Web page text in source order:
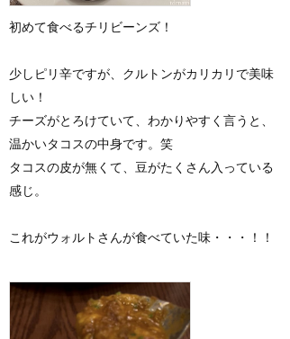
初めて食べるチリビーンズ！
少しピリ辛ですが、クルトンがカリカリで美味
しい！
チーズがとろけていて、わかりやすく言うと、
温かいタコスの中身です。笑
タコスの皮が無くて、豆がたくさん入っている
感じ。
これがウォルトさんが食べていた味・・・！！